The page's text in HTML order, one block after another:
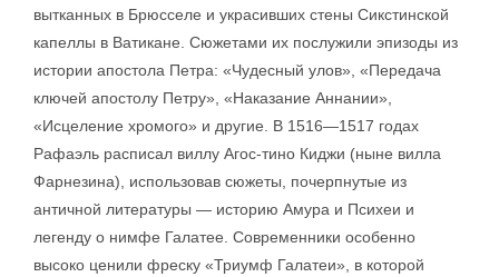
вытканных в Брюсселе и украсивших стены Сикстинской
капеллы в Ватикане. Сюжетами их послужили эпизоды из
истории апостола Петра: «Чудесный улов», «Передача
ключей апостолу Петру», «Наказание Аннании»,
«Исцеление хромого» и другие. В 1516—1517 годах
Рафаэль расписал виллу Агос-тино Киджи (ныне вилла
Фарнезина), использовав сюжеты, почерпнутые из
античной литературы — историю Амура и Психеи и
легенду о нимфе Галатее. Современники особенно
высоко ценили фреску «Триумф Галатеи», в которой